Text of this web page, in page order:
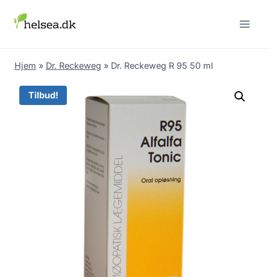
Hjem » Dr. Reckeweg » Dr. Reckeweg R 95 50 ml
Tilbud!